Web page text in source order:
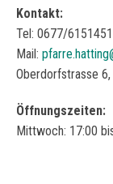
Kontakt:
Tel: 0677/
Mail:
Oberdorfstrasse
Öffnungszeiten:
Mittwoch: 17:00